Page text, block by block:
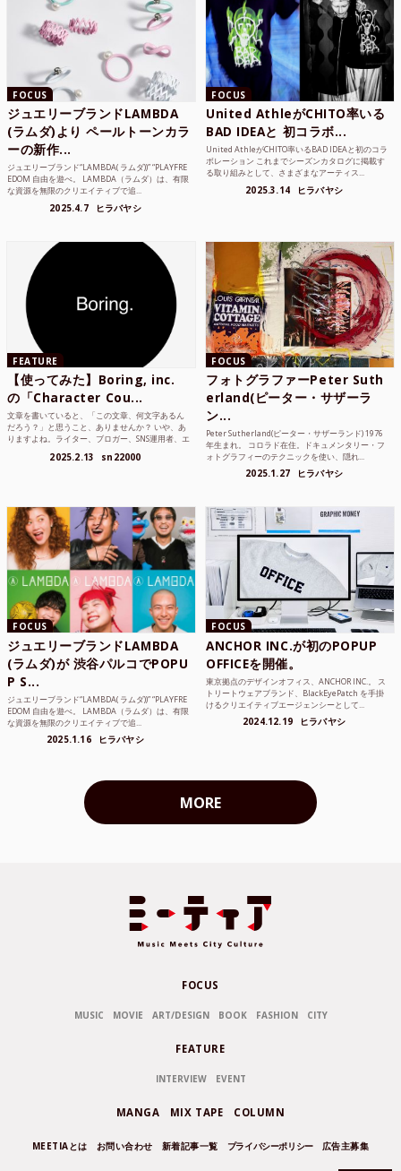
FOCUS
ジュエリーブランドLAMBDA
(ラムダ)より ペールトーンカラ
ーの新作...
ジュエリーブランド“LAMBDA( ラムダ))” “PLAYFRE
EDOM 自由を遊べ。 LAMBDA（ラムダ）は、有限
な資源を無限のクリエイティブで追...
2025.4.7 ヒラバヤシ
FOCUS
United AthleがCHITO率いる
BAD IDEAと 初コラボ...
United AthleがCHITO率いるBAD IDEAと初のコラ
ボレーション これまでシーズンカタログに掲載す
る取り組みとして、さまざまなアーティス...
2025.3.14 ヒラバヤシ
FEATURE
【使ってみた】Boring, inc.
の「Character Cou...
文章を書いていると、「この文章、何文字あるん
だろう？」と思うこと、ありませんか？ いや、あ
りますよね。ライター、ブロガー、SNS運用者、エ
2025.2.13 sn22000
FOCUS
フォトグラファーPeter Suth
erland(ピーター・サザーラ
ン...
Peter Sutherland(ピーター・サザーランド) 1976
年生まれ。 コロラド在住。ドキュメンタリー・フ
ォトグラフィーのテクニックを使い、隠れ...
2025.1.27 ヒラバヤシ
FOCUS
ジュエリーブランドLAMBDA
(ラムダ)が 渋谷パルコでPOPU
P S...
ジュエリーブランド“LAMBDA( ラムダ))” “PLAYFRE
EDOM 自由を遊べ。 LAMBDA（ラムダ）は、有限
な資源を無限のクリエイティブで追...
2025.1.16 ヒラバヤシ
FOCUS
ANCHOR INC.が初のPOPUP
OFFICEを開催。
東京拠点のデザインオフィス、ANCHOR INC.。 ス
トリートウェアブランド、BlackEyePatch を手掛
けるクリエイティブエージェンシーとして...
2024.12.19 ヒラバヤシ
MORE
FOCUS
MUSIC MOVIE ART/DESIGN BOOK FASHION CITY
FEATURE
INTERVIEW EVENT
MANGA MIX TAPE COLUMN
MEETIAとは お問い合わせ 新着記事一覧 プライバシーポリシー 広告主募集